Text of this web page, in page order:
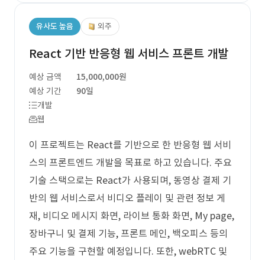
유사도 높음 외주
React 기반 반응형 웹 서비스 프론트 개발
예상 금액
15,000,000원
예상 기간
90일
개발
웹
이 프로젝트는 React를 기반으로 한 반응형 웹 서비
스의 프론트엔드 개발을 목표로 하고 있습니다. 주요
기술 스택으로는 React가 사용되며, 동영상 결제 기
반의 웹 서비스로서 비디오 플레이 및 관련 정보 게
재, 비디오 메시지 화면, 라이브 통화 화면, My page,
장바구니 및 결제 기능, 프론트 메인, 백오피스 등의
주요 기능을 구현할 예정입니다. 또한, webRTC 및